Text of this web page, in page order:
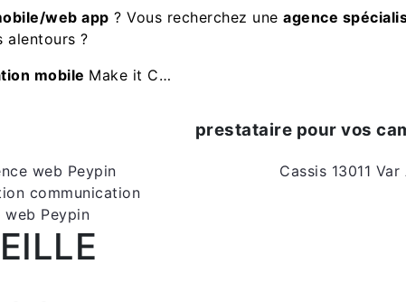
web app ? Vous recherchez une agence
alentours ?
mobile Make it C…
web Peypin
communication
Peypin
prestataire pour vos
Cassis 13011 Var